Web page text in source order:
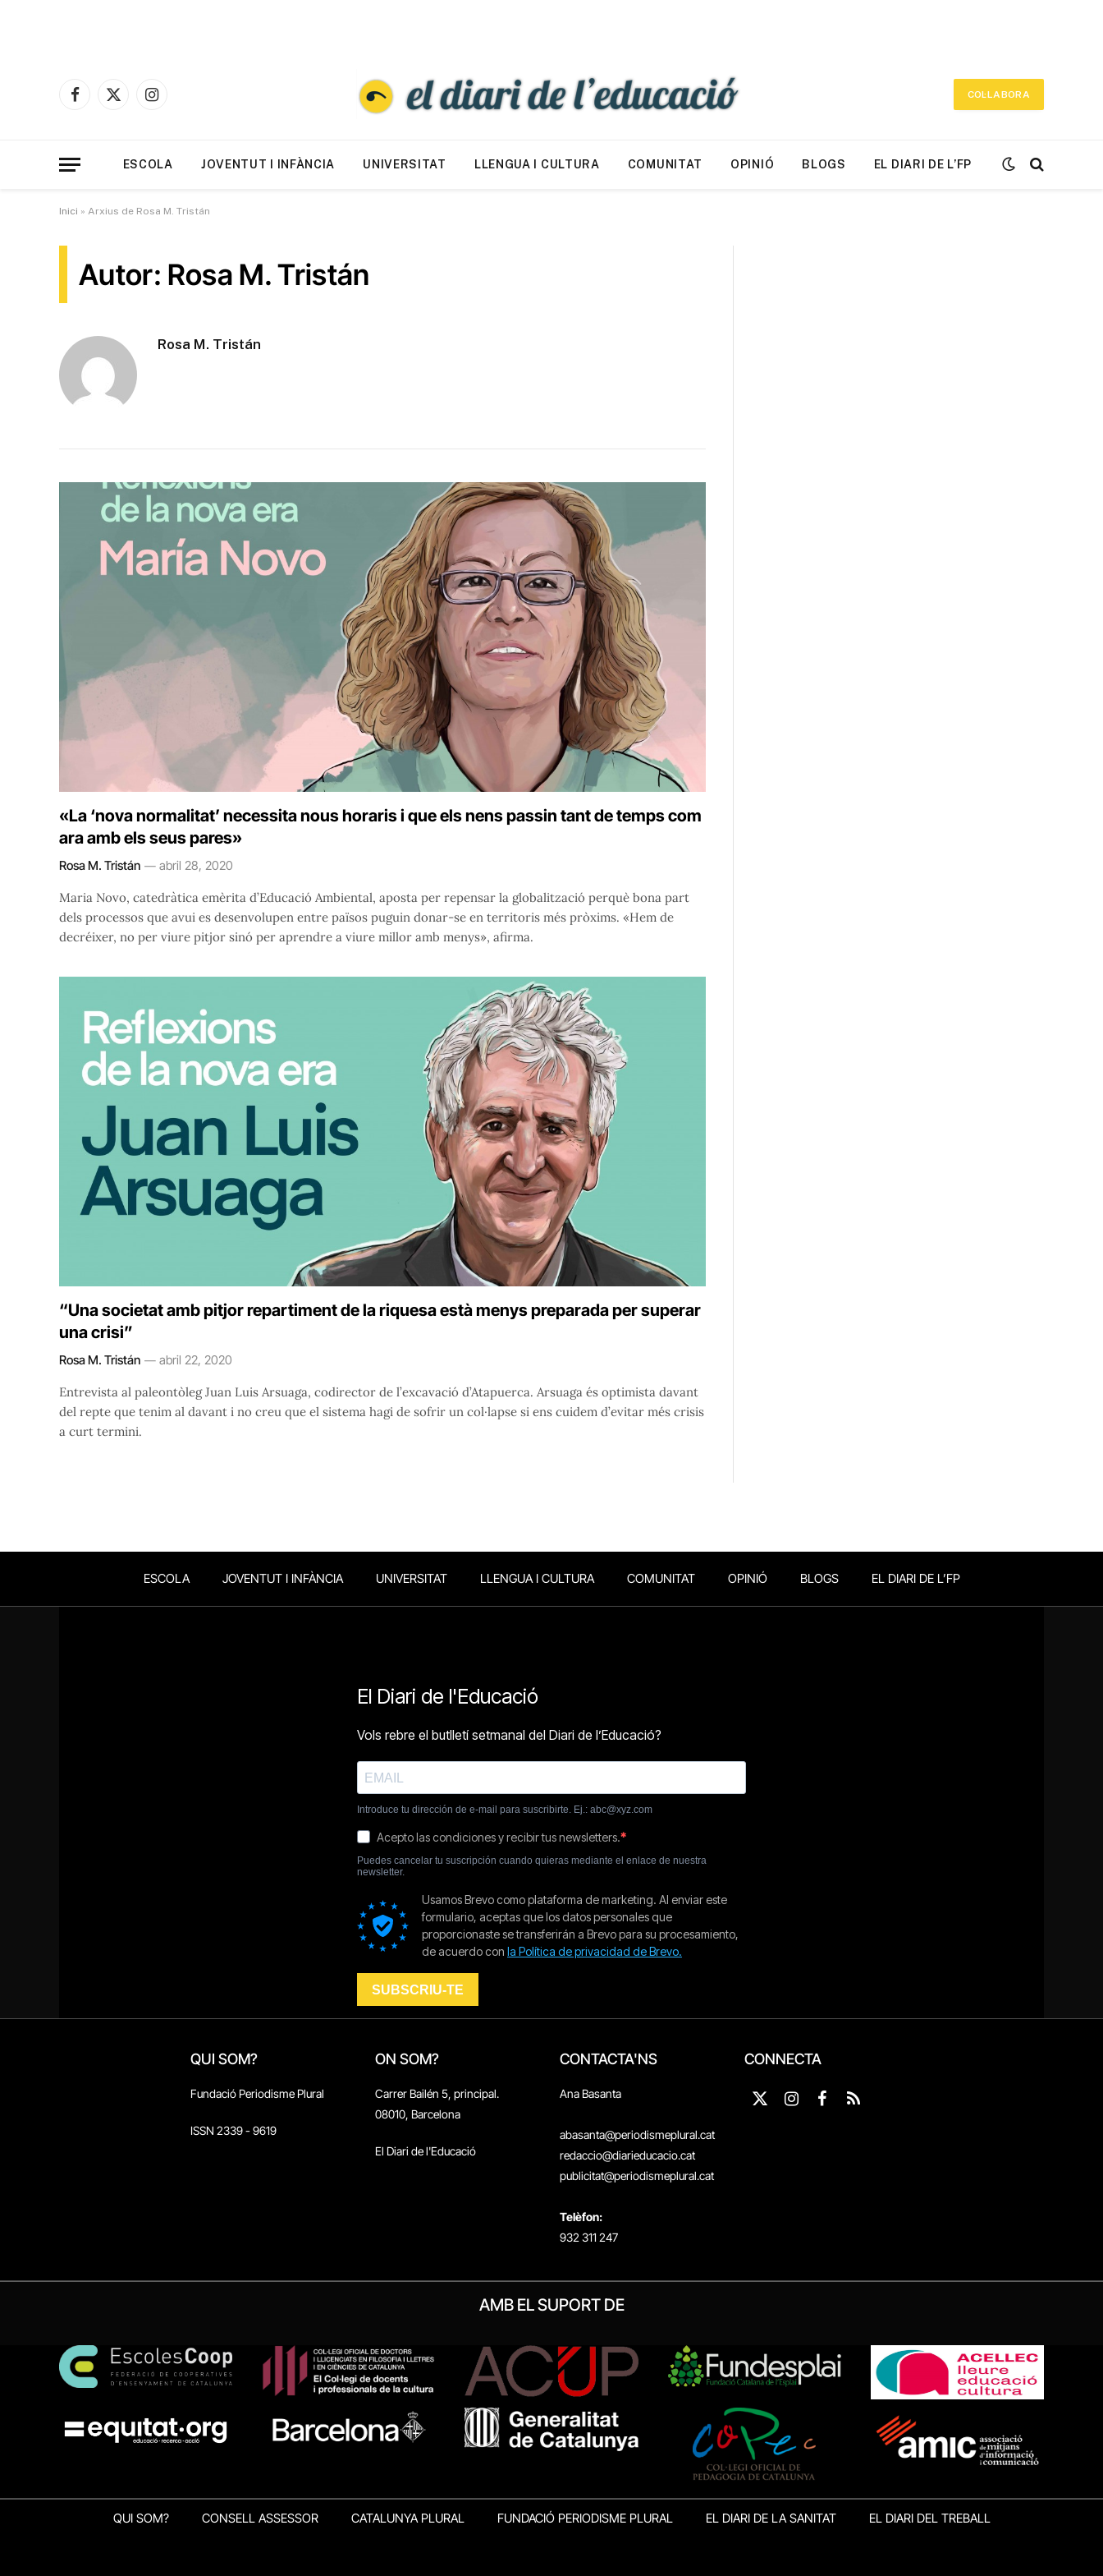
Facebook
X
Instagram
COL·LABORA
ESCOLA JOVENTUT I INFÀNCIA UNIVERSITAT LLENGUA I CULTURA COMUNITAT OPINIÓ BLOGS EL DIARI DE L’FP
Inici » Arxius de Rosa M. Tristán
Autor: Rosa M. Tristán
Rosa M. Tristán
«La ‘nova normalitat’ necessita nous horaris i que els nens passin tant de temps com
ara amb els seus pares»
Rosa M. Tristán abril 28, 2020
Maria Novo, catedràtica emèrita d’Educació Ambiental, aposta per repensar la globalització perquè bona part
dels processos que avui es desenvolupen entre països puguin donar-se en territoris més pròxims. «Hem de
decréixer, no per viure pitjor sinó per aprendre a viure millor amb menys», afirma.
“Una societat amb pitjor repartiment de la riquesa està menys preparada per superar
una crisi”
Rosa M. Tristán abril 22, 2020
Entrevista al paleontòleg Juan Luis Arsuaga, codirector de l’excavació d’Atapuerca. Arsuaga és optimista davant
del repte que tenim al davant i no creu que el sistema hagi de sofrir un col·lapse si ens cuidem d’evitar més crisis
a curt termini.
ESCOLA JOVENTUT I INFÀNCIA UNIVERSITAT LLENGUA I CULTURA COMUNITAT OPINIÓ BLOGS EL DIARI DE L’FP
QUI SOM?
Fundació Periodisme Plural
ISSN 2339 - 9619
ON SOM?
Carrer Bailén 5, principal.
08010, Barcelona
El Diari de l'Educació
CONTACTA'NS
Ana Basanta
abasanta@periodismeplural.cat
redaccio@diarieducacio.cat
publicitat@periodismeplural.cat
Telèfon:
932 311 247
CONNECTA
X
Instagram
Facebook
RSS
AMB EL SUPORT DE
QUI SOM? CONSELL ASSESSOR CATALUNYA PLURAL FUNDACIÓ PERIODISME PLURAL EL DIARI DE LA SANITAT EL DIARI DEL TREBALL